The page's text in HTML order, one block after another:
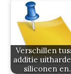
Verschillen
additie
siliconen